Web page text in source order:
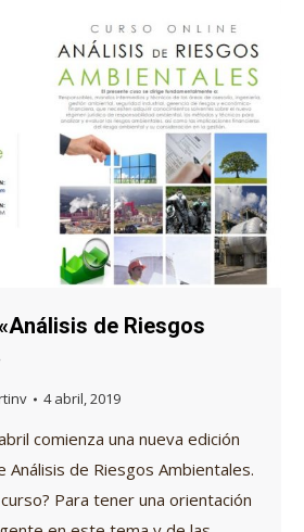
de Riesgos
4 abril, 2019
comienza una nueva edición
Análisis de Riesgos Ambientales.
Para tener una orientación